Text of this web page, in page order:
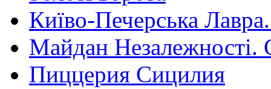
Київо-Печерська
Майдан Незалежності.
Пиццерия Сицилия